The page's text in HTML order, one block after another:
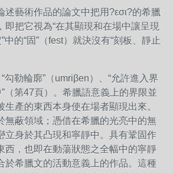
述藝術作品的論文中把用?εσι?的希臘
即把它視為“在其顯現和在場中讓呈現
中的“固”（fest）就決沒有“刻板、靜止
勾勒輪廓”（umriβen）、“允許進入界
”（第47頁）。希臘語意義上的界限並
生產的東西本身使在場者顯現出來。
無蔽領域；憑借在希臘的光亮中的無
立身於其凸現和寧靜中。具有鞏固作
西，也即在動蕩狀態之全幅中的寧靜
於希臘文的活動意義上的作品。這種